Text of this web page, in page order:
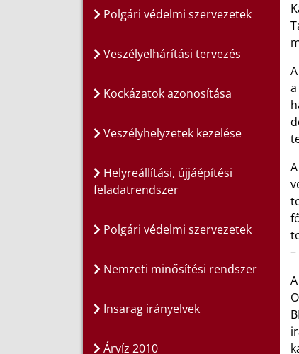
Polgári védelmi szervezetek
Veszélyelhárítási tervezés
Kockázatok azonosítása
Veszélyhelyzetek kezelése
Helyreállítási, újjáépítési
feladatrendszer
Polgári védelmi szervezetek
Nemzeti minősítési rendszer
Insarag irányelvek
Árvíz 2010